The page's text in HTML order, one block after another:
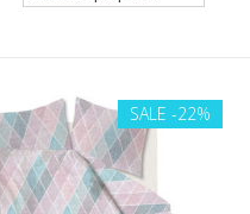
SALE -22%